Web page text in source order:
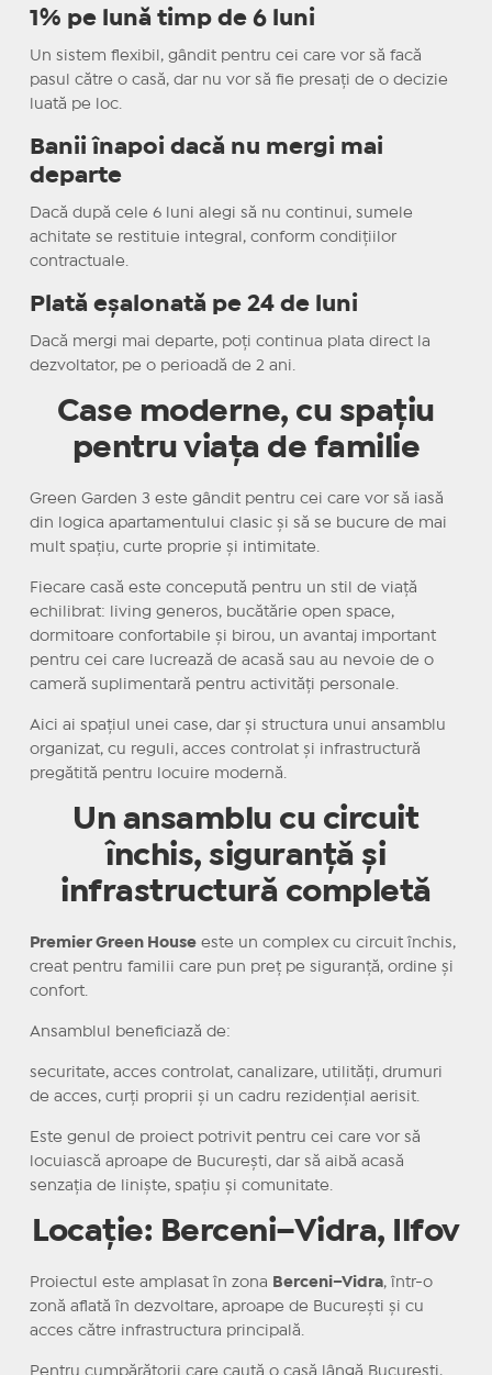
1% pe lună timp de 6 luni
Un sistem flexibil, gândit pentru cei care vor să facă
pasul către o casă, dar nu vor să fie presați de o decizie
luată pe loc.
Banii înapoi dacă nu mergi mai
departe
Dacă după cele 6 luni alegi să nu continui, sumele
achitate se restituie integral, conform condițiilor
contractuale.
Plată eșalonată pe 24 de luni
Dacă mergi mai departe, poți continua plata direct la
dezvoltator, pe o perioadă de 2 ani.
Case moderne, cu spațiu
pentru viața de familie
Green Garden 3 este gândit pentru cei care vor să iasă
din logica apartamentului clasic și să se bucure de mai
mult spațiu, curte proprie și intimitate.
Fiecare casă este concepută pentru un stil de viață
echilibrat: living generos, bucătărie open space,
dormitoare confortabile și birou, un avantaj important
pentru cei care lucrează de acasă sau au nevoie de o
cameră suplimentară pentru activități personale.
Aici ai spațiul unei case, dar și structura unui ansamblu
organizat, cu reguli, acces controlat și infrastructură
pregătită pentru locuire modernă.
Un ansamblu cu circuit
închis, siguranță și
infrastructură completă
Premier Green Houseeste un complex cu circuit închis,
creat pentru familii care pun preț pe siguranță, ordine și
confort.
Ansamblul beneficiază de:
securitate, acces controlat, canalizare, utilități, drumuri
de acces, curți proprii și un cadru rezidențial aerisit.
Este genul de proiect potrivit pentru cei care vor să
locuiască aproape de București, dar să aibă acasă
senzația de liniște, spațiu și comunitate.
Locație: Berceni–Vidra, Ilfov
Proiectul este amplasat în zona Berceni–Vidra, într-o
zonă aflată în dezvoltare, aproape de București și cu
acces către infrastructura principală.
Pentru cumpărătorii care caută o casă lângă București,